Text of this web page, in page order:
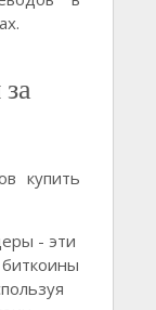
купить
- эти